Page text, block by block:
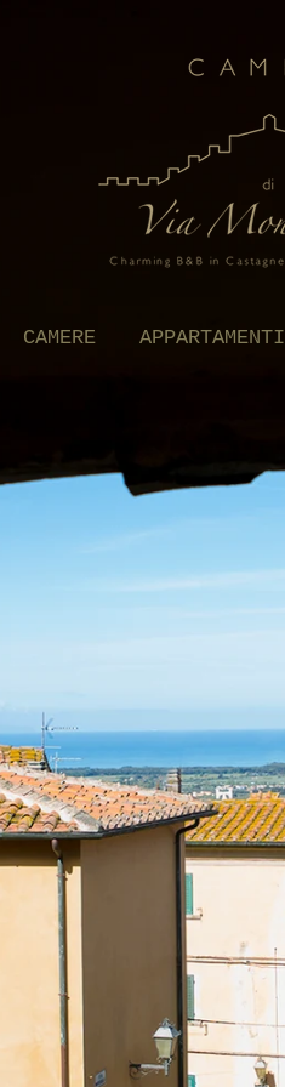
CAMERE APPARTAMENTI